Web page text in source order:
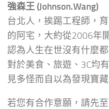
強森王 (Johnson.Wang)
台北人，挨踢工程師，
的阿宅，大約從2006年
認為人生在世沒有什麼
對於美食、旅遊、3C均
見多怪而自以為發現寶藏
若您有合作意願，請先至